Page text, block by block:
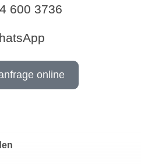
600 3736
online